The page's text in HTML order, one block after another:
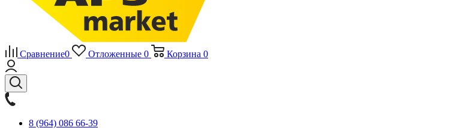
Сравнение0 Отложенные 0 Корзина 0
8 (964) 086 66-39